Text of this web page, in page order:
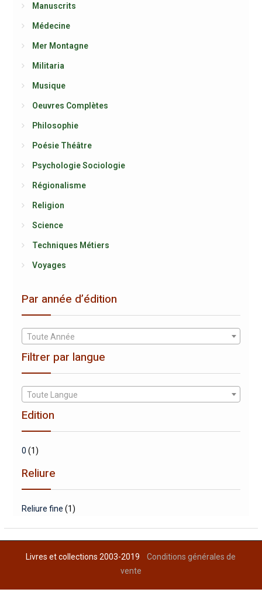
Manuscrits
Médecine
Mer Montagne
Militaria
Musique
Oeuvres Complètes
Philosophie
Poésie Théâtre
Psychologie Sociologie
Régionalisme
Religion
Science
Techniques Métiers
Voyages
Par année d’édition
Toute Année
Filtrer par langue
Toute Langue
Edition
0 (1)
Reliure
Reliure fine (1)
Livres et collections 2003-2019Conditions générales de
vente